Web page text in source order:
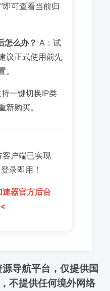
即可查看当前归
怎么办？ A：试
议正式使用前先
一键切换IP类
新购买。
客户端已实现
录即用！
器官方后台
导航平台，仅提供国
不提供任何境外网络